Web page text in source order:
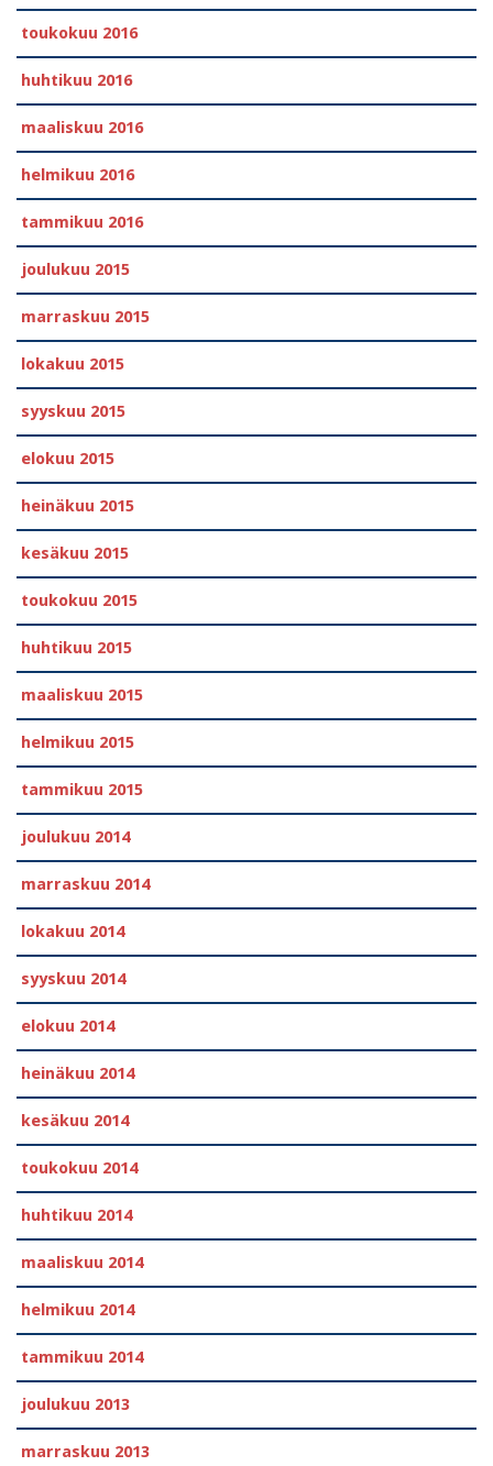
toukokuu 2016
huhtikuu 2016
maaliskuu 2016
helmikuu 2016
tammikuu 2016
joulukuu 2015
marraskuu 2015
lokakuu 2015
syyskuu 2015
elokuu 2015
heinäkuu 2015
kesäkuu 2015
toukokuu 2015
huhtikuu 2015
maaliskuu 2015
helmikuu 2015
tammikuu 2015
joulukuu 2014
marraskuu 2014
lokakuu 2014
syyskuu 2014
elokuu 2014
heinäkuu 2014
kesäkuu 2014
toukokuu 2014
huhtikuu 2014
maaliskuu 2014
helmikuu 2014
tammikuu 2014
joulukuu 2013
marraskuu 2013